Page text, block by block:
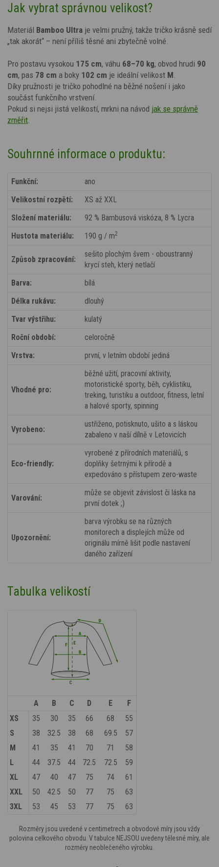
Jak vybrat správnou velikost?
Materiál Bamboo Ultra je velmi pružný, takže tričko krásně sedí
„tak akorát“ – není příliš těsné ani zbytečně volné.
Pro postavu vysokou 175 cm, váhu 68–70 kg, obvod hrudi 90
cm, pas 78 cm a boky 102 cm je ideální velikost M
Díky pružnosti je tričko pohodlné na běžné nošení i jako
součást funkčního vrstvení.
Pokud si nejsi jistá velikostí, mrkni na návod jak se správně
změřit
Souhrnné informace o produktu:
Funkční:
ano
Velikostní rozpětí:
XS až XXL
Složení materiálu:
92 % Bambusová viskóza, 8 % Lycra
Hustota materiálu:
190 g / m2
Způsob zpracování:
sešito plochým švem - oboustranný
krycí steh, který netlačí
Barva:
bílá
Délka rukávu:
dlouhý
Tvar výstřihu:
kulatý
Roční období:
celoročně
Vrstva:
první, v letním období jediná
Vhodné pro:
běžné užití, pracovní aktivity,
motoristické sporty, běh, cyklistiku,
treking, turistiku a outdoor, fitness, letní
a halové sporty, spinning
Vyrobeno:
ustřiženo, potisknuto, ušito a s láskou
zabaleno v naší dílně v Letovicích
Eco-friendly:
vyrobené z přírodních materiálů, s
doplňky šetrnými k přírodě a
expedováno s přístupem zero-waste
Varování:
může se objevit závislost či láska na
první dotek ;)
Upozornění:
barva výrobku se na různých
monitorech a displejích může od
originálu mírně lišit podle nastavení
daného zařízení
Tabulka velikostí
A B C D E
F
XS
35 30 35 66 68
55
S
38 32.5 38 68 69.5
57
M
41 35 41 70 71
58
L
44 37.5 44 72.5 72.5
59
XL
47 40 47 75 74
61
XXL
50 42.5 50 77 75
63
3XL
53 45 53 77 75 63
Rozměry jsou uvedené v centimetrech a obvodové míry jsou vždy
polovina celkového obvodu. V tabulce NEJSOU uvedeny tělesné míry, ale
rozměry neoblečeného výrobku.